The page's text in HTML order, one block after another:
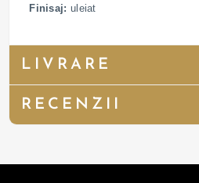
Finisaj: uleiat
LIVRARE
RECENZII